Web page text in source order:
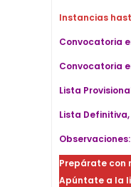
Instancias
Convocatoria
Convocatoria
Lista
Lista
Observaciones:
Prepárate con
Apúntate a la